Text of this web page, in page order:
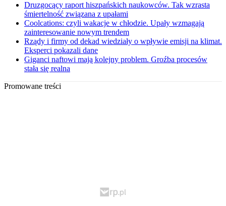
Druzgocący raport hiszpańskich naukowców. Tak wzrasta
śmiertelność związana z upałami
Coolcations: czyli wakacje w chłodzie. Upały wzmagają
zainteresowanie nowym trendem
Rządy i firmy od dekad wiedziały o wpływie emisji na klimat.
Eksperci pokazali dane
Giganci naftowi mają kolejny problem. Groźba procesów
stała się realna
Promowane treści